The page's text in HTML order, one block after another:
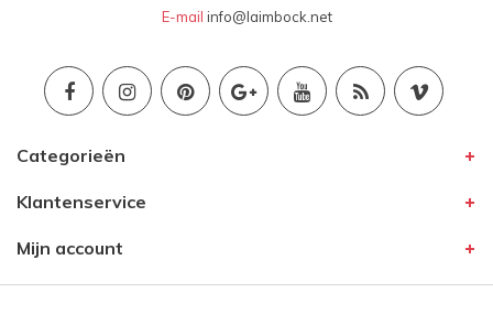
E-mail info@laimbock.net
Categorieën
Klantenservice
Mijn account